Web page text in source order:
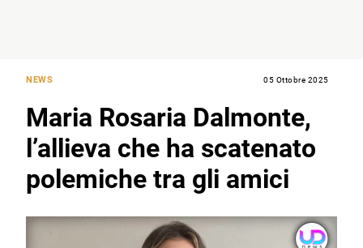
NEWS 05 Ottobre 2025
Maria Rosaria Dalmonte,
l’allieva che ha scatenato
polemiche tra gli amici